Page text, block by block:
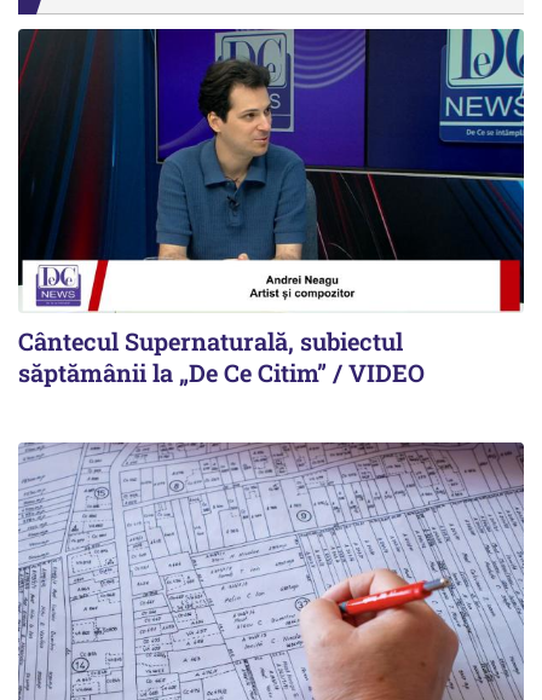
Cântecul Supernaturală, subiectul
săptămânii la „De Ce Citim” / VIDEO